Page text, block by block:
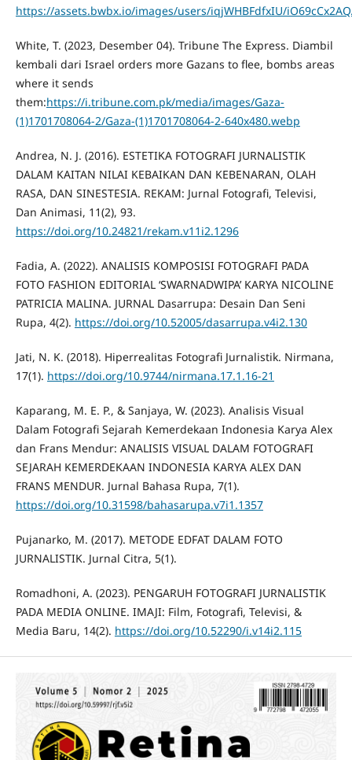
https://assets.bwbx.io/images/users/iqjWHBFdfxIU/
White, T. (2023, Desember 04). Tribune The Express. Diambil
kembali dari Israel orders more Gazans to flee, bombs areas
where it sends
them:https://i.tribune.com.pk/media/images/Gaza-
(1)1701708064-2/Gaza-(1)1701708064-2-640x480.webp
Andrea, N. J. (2016). ESTETIKA FOTOGRAFI JURNALISTIK
DALAM KAITAN NILAI KEBAIKAN DAN KEBENARAN, OLAH
RASA, DAN SINESTESIA. REKAM: Jurnal Fotografi, Televisi,
Dan Animasi, 11(2), 93.
https://doi.org/10.24821/rekam.v11i2.1296
Fadia, A. (2022). ANALISIS KOMPOSISI FOTOGRAFI PADA
FOTO FASHION EDITORIAL ‘SWARNADWIPA’ KARYA NICOLINE
PATRICIA MALINA. JURNAL Dasarrupa: Desain Dan Seni
Rupa, 4(2). https://doi.org/10.52005/dasarrupa.v4i2.130
Jati, N. K. (2018). Hiperrealitas Fotografi Jurnalistik. Nirmana,
17(1). https://doi.org/10.9744/nirmana.17.1.16-21
Kaparang, M. E. P., & Sanjaya, W. (2023). Analisis Visual
Dalam Fotografi Sejarah Kemerdekaan Indonesia Karya Alex
dan Frans Mendur: ANALISIS VISUAL DALAM FOTOGRAFI
SEJARAH KEMERDEKAAN INDONESIA KARYA ALEX DAN
FRANS MENDUR. Jurnal Bahasa Rupa, 7(1).
https://doi.org/10.31598/bahasarupa.v7i1.1357
Pujanarko, M. (2017). METODE EDFAT DALAM FOTO
JURNALISTIK. Jurnal Citra, 5(1).
Romadhoni, A. (2023). PENGARUH FOTOGRAFI JURNALISTIK
PADA MEDIA ONLINE. IMAJI: Film, Fotografi, Televisi, &
Media Baru, 14(2). https://doi.org/10.52290/i.v14i2.115